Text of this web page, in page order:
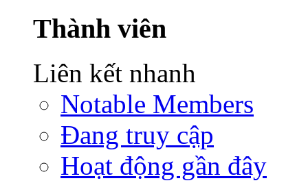
Thành viên
Liên kết nhanh
Notable Members
Đang truy cập
Hoạt động gần đây